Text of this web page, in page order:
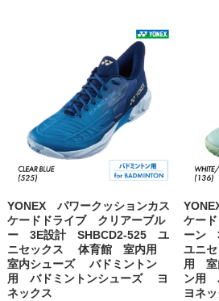
YONEX パワークッションカス
ケードドライブ クリアーブル
ー 3E設計 SHBCD2-525 ユ
ニセックス 体育館 室内用
室内シューズ バドミントン
用 バドミントンシューズ ヨ
ネックス
ケー
ーン
ユニ
用 室
ン用
ヨネ